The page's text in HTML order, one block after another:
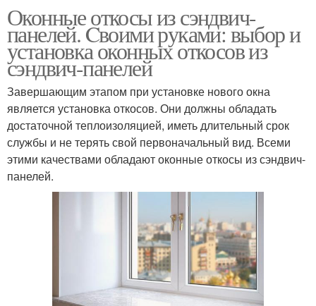
Оконные откосы из сэндвич-
панелей. Cвоими руками: выбор и
установка оконных откосов из
сэндвич-панелей
Завершающим этапом при установке нового окна
является установка откосов. Они должны обладать
достаточной теплоизоляцией, иметь длительный срок
службы и не терять свой первоначальный вид. Всеми
этими качествами обладают оконные откосы из сэндвич-
панелей.